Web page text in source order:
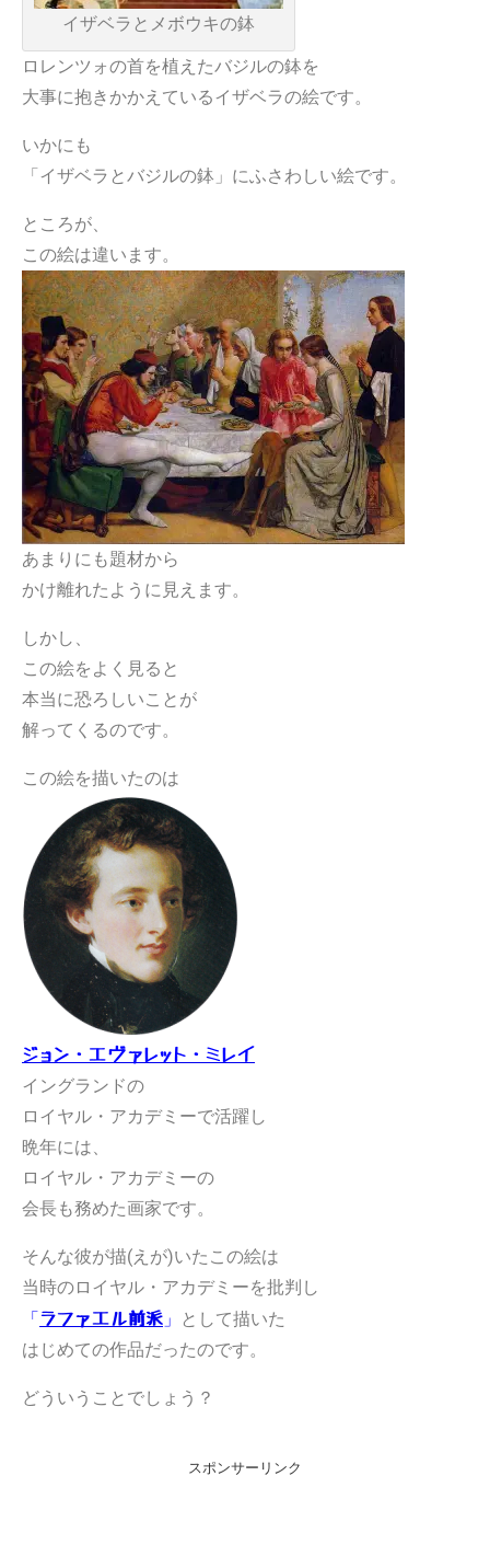
イザベラとメボウキの鉢
ロレンツォの首を植えたバジルの鉢を
大事に抱きかかえているイザベラの絵です。
いかにも
「イザベラとバジルの鉢」にふさわしい絵です。
ところが、
この絵は違います。
あまりにも題材から
かけ離れたように見えます。
しかし、
この絵をよく見ると
本当に恐ろしいことが
解ってくるのです。
この絵を描いたのは
ジョン・エヴァレット・ミレイ
イングランドの
ロイヤル・アカデミーで活躍し
晩年には、
ロイヤル・アカデミーの
会長も務めた画家です。
そんな彼が描(えが)いたこの絵は
当時のロイヤル・アカデミーを批判し
「ラファエル前派 」
として描いた
はじめての作品だったのです。
どういうことでしょう？
スポンサーリンク